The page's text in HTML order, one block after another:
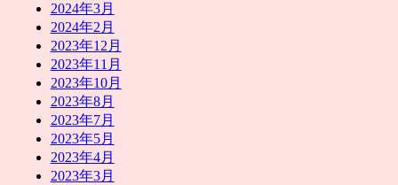
2024年3月
2024年2月
2023年12月
2023年11月
2023年10月
2023年8月
2023年7月
2023年5月
2023年4月
2023年3月